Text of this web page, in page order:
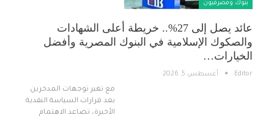
بنوك ومصرفيون
عائد يصل إلى 27%.. خريطة أعلى الشهادات
والصكوك الإسلامية في البنوك المصرية وأفضل
الخيارات…
Editor أغسطس 5, 2026
مع تغير توجهات المدخرين
بعد قرارات السياسة النقدية
الأخيرة، تصاعد الاهتمام